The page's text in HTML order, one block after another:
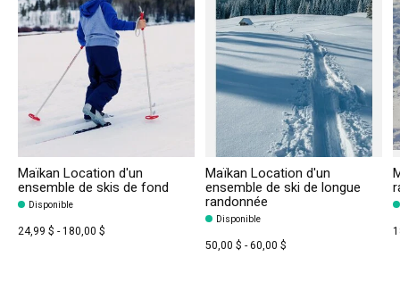
Maïkan Location d'un
ensemble de skis de fond
Disponible
24,99 $ - 180,00 $
Maïkan Location d'un
ensemble de ski de longue
randonnée
Disponible
50,00 $ - 60,00 $